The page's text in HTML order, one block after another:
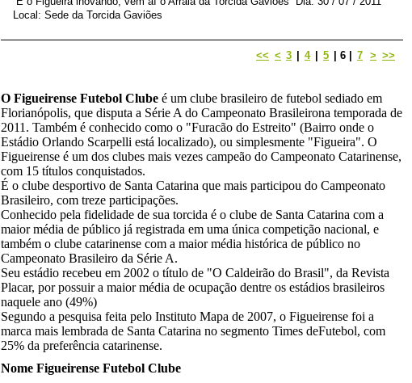
Local: Sede da Torcida Gaviões
<< < 3 4 5 6 7 > >>
O Figueirense Futebol Clube é um clube brasileiro de futebol sediado em
Florianópolis, que disputa a Série A do Campeonato Brasileirona temporada de
2011. Também é conhecido como o "Furacão do Estreito" (Bairro onde o
Estádio Orlando Scarpelli está localizado), ou simplesmente "Figueira". O
Figueirense é um dos clubes mais vezes campeão do Campeonato Catarinense,
com 15 títulos conquistados.
É o clube desportivo de Santa Catarina que mais participou do Campeonato
Brasileiro, com treze participações.
Conhecido pela fidelidade de sua torcida é o clube de Santa Catarina com a
maior média de público já registrada em uma única competição nacional, e
também o clube catarinense com a maior média histórica de público no
Campeonato Brasileiro da Série A.
Seu estádio recebeu em 2002 o título de "O Caldeirão do Brasil", da Revista
Placar, por possuir a maior média de ocupação dentre os estádios brasileiros
naquele ano (49%)
Segundo a pesquisa feita pelo Instituto Mapa de 2007, o Figueirense foi a
marca mais lembrada de Santa Catarina no segmento Times deFutebol, com
25% da preferência catarinense.
Nome Figueirense Futebol Clube